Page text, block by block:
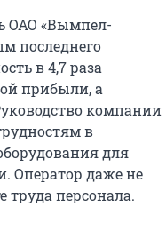
ОАО «Вымпел-
последнего
в 4,7 раза
прибыли, а
компании
в
для
Оператор даже не
труда персонала.